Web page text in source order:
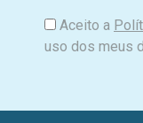
Aceito a
uso dos meus